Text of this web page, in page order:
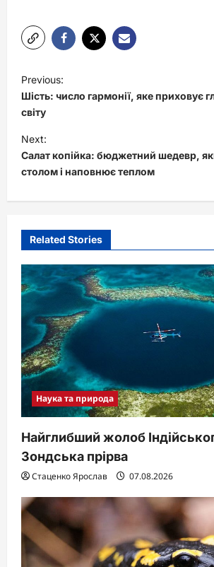
o
s
t
n
a
v
g
a
t
i
n
Previous:
Шість: число гармонії, яке приховує
світу
Next:
Салат копійка: бюджетний шедевр,
столом і наповнює теплом
Related Stories
Наука та природа
Найглибший жолоб
Зондська прірва
Стаценко Ярослав 07.08.2026